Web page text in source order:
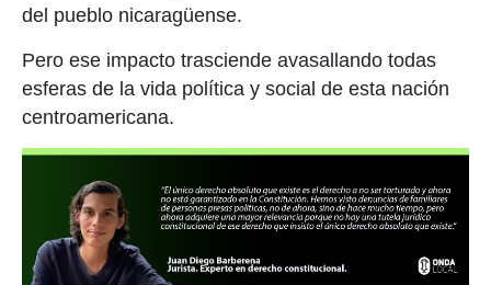
del pueblo nicaragüense.
Pero ese impacto trasciende avasallando todas
esferas de la vida política y social de esta nación
centroamericana.